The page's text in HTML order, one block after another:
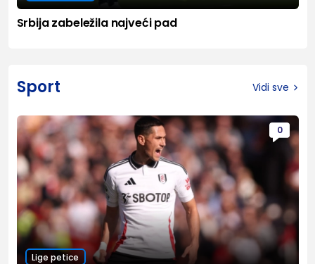
Srbija zabeležila najveći pad
Sport Vidi sve
0
Lige petice